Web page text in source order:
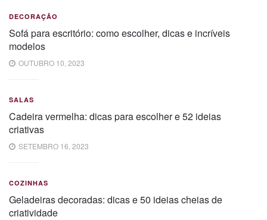
DECORAÇÃO
Sofá para escritório: como escolher, dicas e incríveis
modelos
OUTUBRO 10, 2023
SALAS
Cadeira vermelha: dicas para escolher e 52 ideias
criativas
SETEMBRO 16, 2023
COZINHAS
Geladeiras decoradas: dicas e 50 ideias cheias de
criatividade